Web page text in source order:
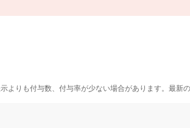
りも付与数、付与率が少ない場合があります。最新